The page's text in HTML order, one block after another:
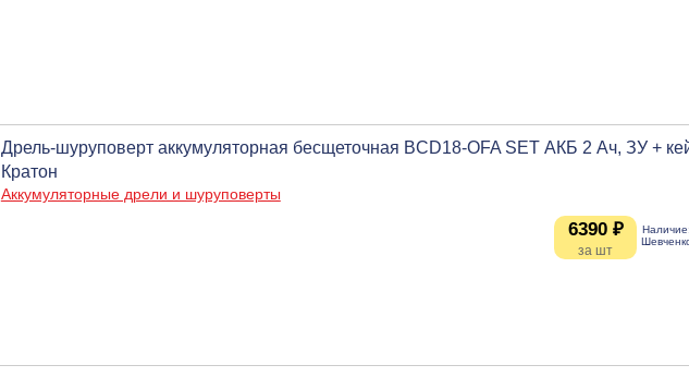
Дрель-шуруповерт аккумуляторная бесщеточная BCD18-OFA SET АКБ 2 Ач, ЗУ +
Кратон
Аккумуляторные дрели и шуруповерты
6390 ₽